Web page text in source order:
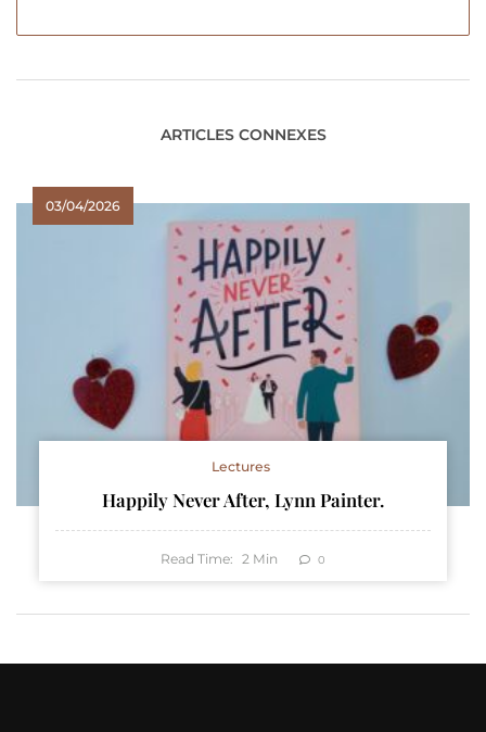
ARTICLES CONNEXES
03/04/2026
Lectures
Happily Never After, Lynn Painter.
Read Time: 2 Min 0